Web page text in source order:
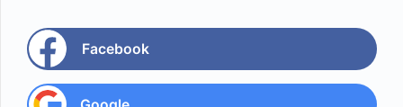
Facebook